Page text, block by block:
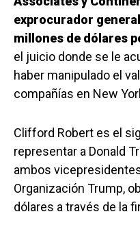
exprocurador
millones de dólares
el juicio donde se le
haber manipulado el
compañías en New
Clifford Robert es el
representar a Donald
ambos
Organización Trump,
dólares a través de la